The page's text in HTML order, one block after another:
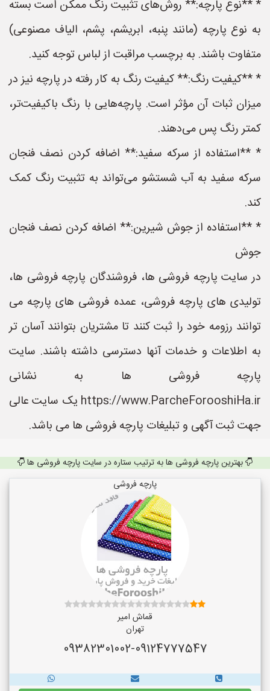
* **نوع پارچه:** روش‌های تثبیت رنگ ممکن است بسته
به نوع پارچه (مانند پنبه، ابریشم، پشم، الیاف مصنوعی)
متفاوت باشند. به برچسب مراقبت از لباس توجه کنید.
* **کیفیت رنگ:** کیفیت رنگ به کار رفته در پارچه نیز در
میزان ثبات آن مؤثر است. پارچه‌هایی با رنگ باکیفیت‌تر،
کمتر رنگ پس می‌دهند.
* **استفاده از سرکه سفید:** اضافه کردن نصف فنجان
سرکه سفید به آب شستشو می‌تواند به تثبیت رنگ کمک
کند.
* **استفاده از جوش شیرین:** اضافه کردن نصف فنجان
جوش
در سایت پارچه فروشی ها، فروشندگان پارچه فروشی ها،
تولیدی های پارچه فروشی، عمده فروشی های پارچه می
توانند رزومه خود را ثبت کنند تا مشتریان بتوانند آسان تر
به اطلاعات و خدمات آنها دسترسی داشته باشند. سایت
پارچه فروشی ها به نشانی
https://www.ParcheForooshiHa.ir یک سایت عالی
جهت ثبت آگهی و تبلیغات پارچه فروشی ها می باشد.
بهترین پارچه فروشی ها به ترتیب ستاره در سایت پارچه فروشی ها
پارچه فروشی
قماش امیر
تهران
09382301002-09124777547